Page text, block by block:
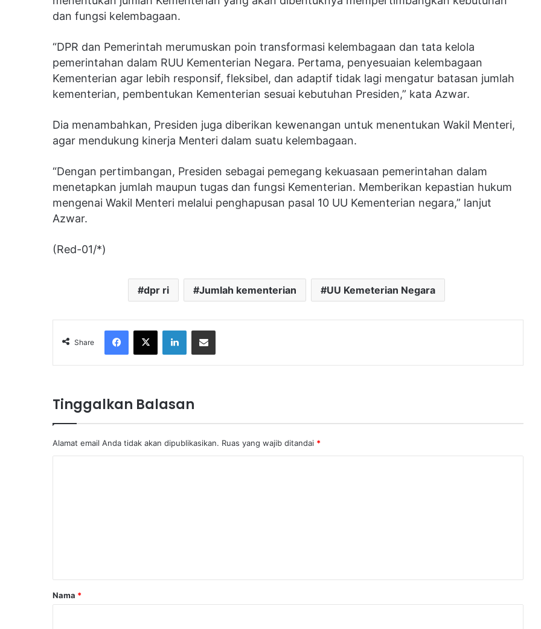
dan fungsi kelembagaan.
“DPR dan Pemerintah merumuskan poin transformasi kelembagaan dan tata kelola
pemerintahan dalam RUU Kementerian Negara. Pertama, penyesuaian kelembagaan
Kementerian agar lebih responsif, fleksibel, dan adaptif tidak lagi mengatur batasan jumlah
kementerian, pembentukan Kementerian sesuai kebutuhan Presiden,” kata Azwar.
Dia menambahkan, Presiden juga diberikan kewenangan untuk menentukan Wakil Menteri,
agar mendukung kinerja Menteri dalam suatu kelembagaan.
“Dengan pertimbangan, Presiden sebagai pemegang kekuasaan pemerintahan dalam
menetapkan jumlah maupun tugas dan fungsi Kementerian. Memberikan kepastian hukum
mengenai Wakil Menteri melalui penghapusan pasal 10 UU Kementerian negara,” lanjut
Azwar.
(Red-01/*)
dpr ri Jumlah kementerian UU Kemeterian Negara
Share
Facebook
X LinkedInShare via Email
Tinggalkan Balasan
Alamat email Anda tidak akan dipublikasikan. Ruas yang wajib ditandai *
rNama *